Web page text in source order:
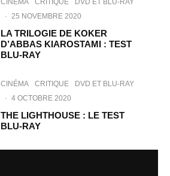
CINÉMA CRITIQUE
DVD ET BLU-RAY
· 25 NOVEMBRE 2020
LA TRILOGIE DE KOKER
D’ABBAS KIAROSTAMI : TEST
BLU-RAY
CINÉMA CRITIQUE
DVD ET BLU-RAY
· 4 OCTOBRE 2020
THE LIGHTHOUSE : LE TEST
BLU-RAY